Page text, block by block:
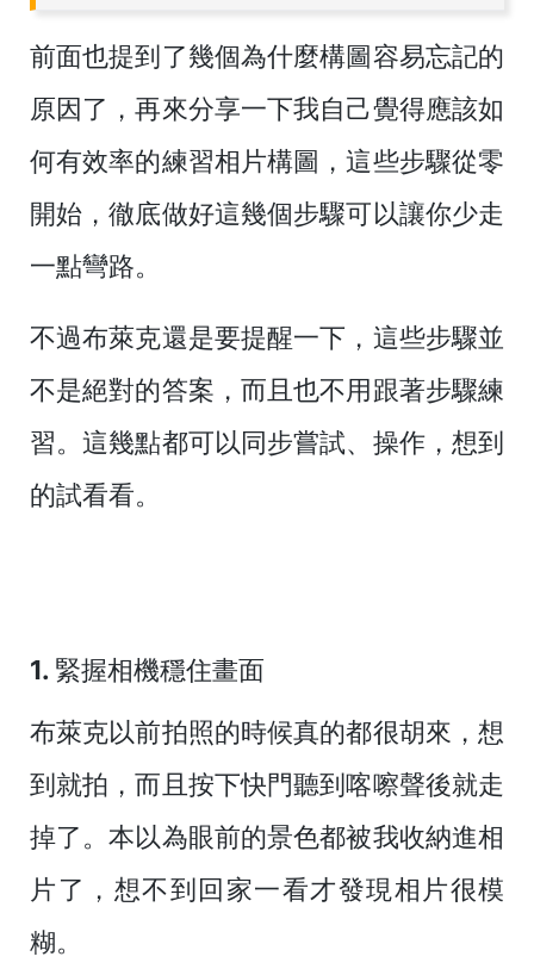
前面也提到了幾個為什麼構圖容易忘記的
原因了，再來分享一下我自己覺得應該如
何有效率的練習相片構圖，這些步驟從零
開始，徹底做好這幾個步驟可以讓你少走
一點彎路。
不過布萊克還是要提醒一下，這些步驟並
不是絕對的答案，而且也不用跟著步驟練
習。這幾點都可以同步嘗試、操作，想到
的試看看。
1. 緊握相機穩住畫面
布萊克以前拍照的時候真的都很胡來，想
到就拍，而且按下快門聽到喀嚓聲後就走
掉了。本以為眼前的景色都被我收納進相
片了，想不到回家一看才發現相片很模
糊。